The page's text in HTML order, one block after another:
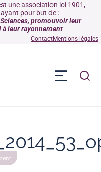
une association loi 1901,
pour but de :
promouvoir leur
leur rayonnement
ContactMentions légales